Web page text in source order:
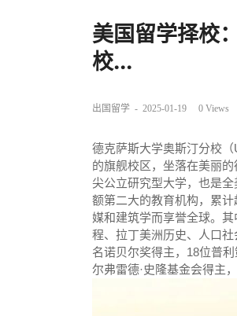
美国留学择校
校...
出国留学 - 2025-01-19 0 Views
德克萨斯大学奥斯汀分校
的旗舰校区，坐落在美丽
尖公立研究型大学，也是
额第二大的教育机构，累
媒和建筑学而享誉全球。
程、拉丁美洲历史、人口
名诺贝尔奖得主，18位普
尔弗雷德·史隆基金会得主